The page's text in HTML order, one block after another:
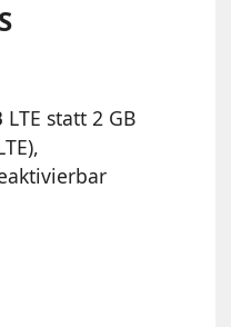
LTE statt 2 GB